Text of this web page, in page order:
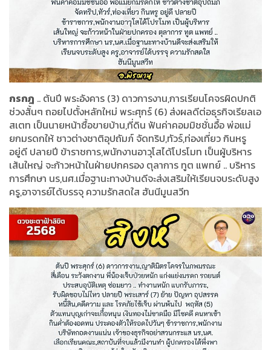
กรกฎ .. ต้นปี พระอังคาร (3) ดาวการงาน,การเรียนโคจรผิดปกติ
ช่วงสั้นๆ ถอยไปตั้งหลักใหม่ พระศุกร์ (6) ส่งผลดีต่อธุรกิจเรียลเอ
สเตท เป็นนายหน้าซื้อขายบ้าน,ที่ดิน ฟันค่าคอมมิชชั่นอื้อ พ่อแม่
ยกมรดกให้ ชาวต่างชาติอุปถัมภ์ จัดทริป,ทัวร์,ท่องเที่ยว กินหรู
อยู่ดี ปลายปี ข้าราชการ,พนักงานอาวุโสได้โปรโมท เป็นผู้บริหาร
เส้นใหญ่ จะก้าวหน้าในฝ่ายปกครอง ตุลาการ ทูต แพทย์ .. บริหาร
การศึกษา นร,นศ.เมื่อฐานะทางบ้านดีจะส่งเสริมให้เรียนจบระดับสูง
ครู,อาจารย์ได้บรรจุ ความรักสดใส ฮันนีมูนสวีท